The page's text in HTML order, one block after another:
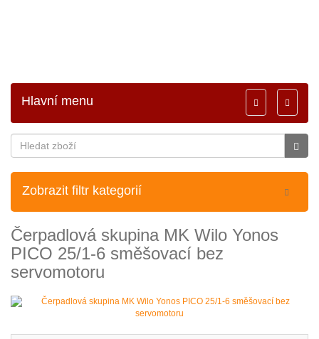
Toggle
Toggle
navigation
Hlavní menu
Zobrazit filtr kategorií
Čerpadlová skupina MK Wilo Yonos
PICO 25/1-6 směšovací bez
servomotoru